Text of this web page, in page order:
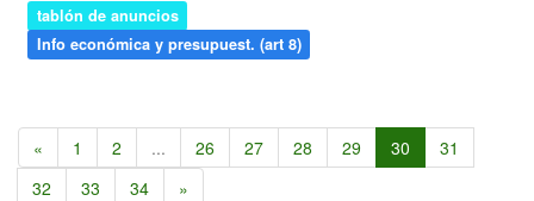
tablón de anuncios
Info económica y presupuest. (art 8)
« 1 2 ... 26 27 28 29 30
31
32
33 34 »